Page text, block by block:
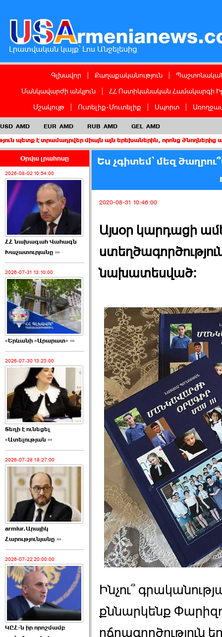
Լրատվական կայք՝ Լոս Անջելեսից
Գլխավոր Քաղաքականություն
Մանկավարժի անկյուն
ՀՀ Ոստիկանական Համակարգի
Մշակույթ
Ուտելիք-Մուտելիք Սպորտ
USD AMD EUR AMD RUB AMD GEL AMD
միայն այն երեխաներին, որոնց ծնողներից առնվազն
Օրվա լրահոսը
2026-08-02 10:54:00
ՀՀ նախագահ Վահագն
Խաչատուրյանը ›››
2026-07-31 13:10:00
«Երևանի «Արարատ» ›››
2026-07-30 13:25:00
Տեղի է ունեցել
«Ատելության ›››
2026-07-28 18:27:00
armlur.Արայիկ
Հարությունյանը ›››
2026-07-22 20:00:00
ԿԸՀ-ն իր որոշմամբ
Ես չգիտեմ՝ մեզ
2020-08-31 10:46:00
Այսօր կարդացի
նախատեսված:
Ինչու՞
քննարկենք
ոճրագործություն